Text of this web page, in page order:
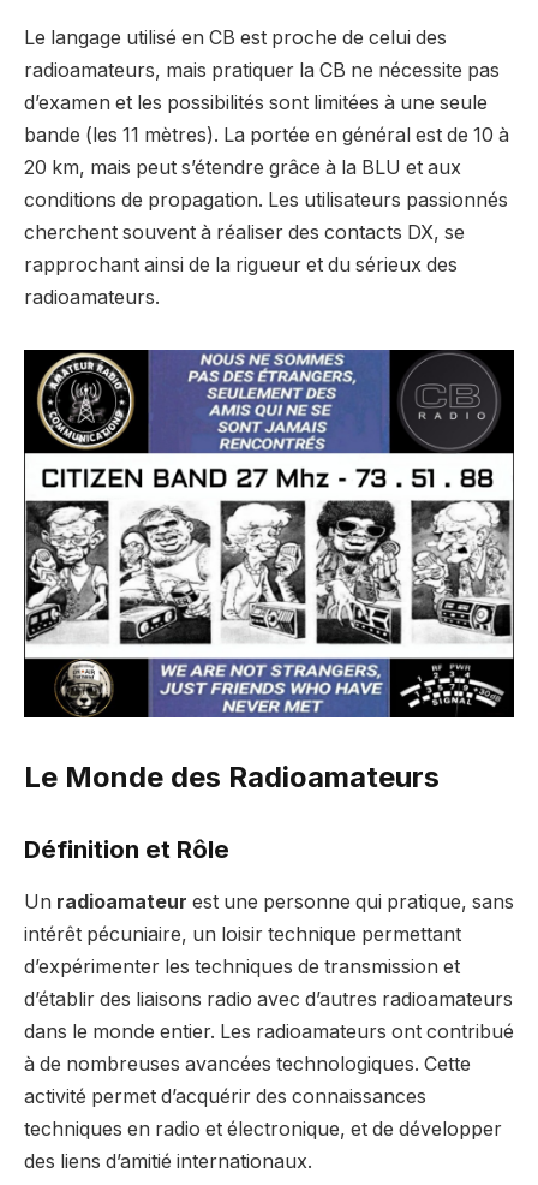
Le langage utilisé en CB est proche de celui des
radioamateurs, mais pratiquer la CB ne nécessite pas
d’examen et les possibilités sont limitées à une seule
bande (les 11 mètres). La portée en général est de 10 à
20 km, mais peut s’étendre grâce à la BLU et aux
conditions de propagation. Les utilisateurs passionnés
cherchent souvent à réaliser des contacts DX, se
rapprochant ainsi de la rigueur et du sérieux des
radioamateurs.
Le Monde des Radioamateurs
Définition et Rôle
Un radioamateur est une personne qui pratique, sans
intérêt pécuniaire, un loisir technique permettant
d’expérimenter les techniques de transmission et
d’établir des liaisons radio avec d’autres radioamateurs
dans le monde entier. Les radioamateurs ont contribué
à de nombreuses avancées technologiques. Cette
activité permet d’acquérir des connaissances
techniques en radio et électronique, et de développer
des liens d’amitié internationaux.